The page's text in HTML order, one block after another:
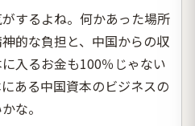
するよね。何かあった場所
的な負担と、中国からの収
入るお金も100％じゃない
ある中国資本のビジネスの
な。